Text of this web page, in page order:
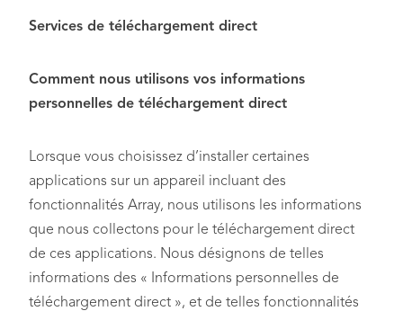
Services de téléchargement direct
Comment nous utilisons vos informations
personnelles de téléchargement direct
Lorsque vous choisissez d’installer certaines
applications sur un appareil incluant des
fonctionnalités Array, nous utilisons les informations
que nous collectons pour le téléchargement direct
de ces applications. Nous désignons de telles
informations des « Informations personnelles de
téléchargement direct », et de telles fonctionnalités